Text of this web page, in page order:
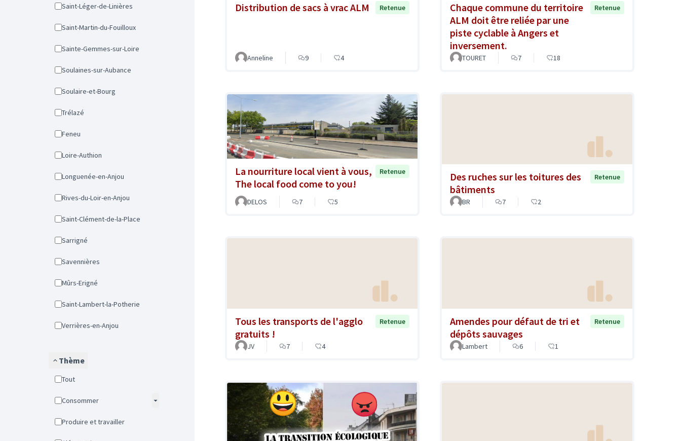
Saint-Léger-de-Linières
Saint-Martin-du-Fouilloux
Sainte-Gemmes-sur-Loire
Soulaines-sur-Aubance
Soulaire-et-Bourg
Trélazé
Feneu
Loire-Authion
Longuenée-en-Anjou
Rives-du-Loir-en-Anjou
Saint-Clément-de-la-Place
Sarrigné
Savennières
Mûrs-Erigné
Saint-Lambert-la-Potherie
Verrières-en-Anjou
Thème
Tout
Consommer
Produire et travailler
Distribution de sacs à vrac ALM Retenue
Anneline 9 4
Chaque commune du territoire
ALM doit être reliée par une
piste cyclable à Angers et
inversement.
Retenue
TOURET 7 18
La nourriture local vient à vous,
The local food come to you!
Retenue
DELOS 7 5
Des ruches sur les toitures des
bâtiments
Retenue
BR 7 2
Tous les transports de l'agglo
gratuits !
Retenue
JV 7 4
Amendes pour défaut de tri et
dépôts sauvages
Retenue
Lambert 6 1